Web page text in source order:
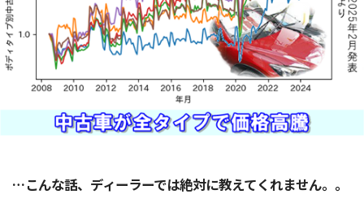
…こんな話、ディーラーでは絶対に教えてくれません。。